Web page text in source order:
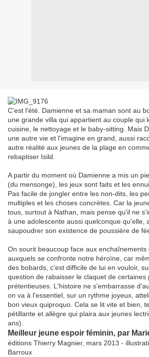
C'est l'été. Damienne et sa maman sont au
une grande villa qui appartient au couple qui
cuisine, le nettoyage et le baby-sitting. Mais
une autre vie et l'imagine en grand, aussi
autre réalité aux jeunes de la plage en
rebaptiser Isild.
A partir du moment où Damienne a mis un
(du mensonge), les jeux sont faits et les
Pas facile de jongler entre les non-dits, les
multiples et les choses concrètes. Car la
tous, surtout à Nathan, mais pense qu'il ne
à une adolescente aussi quelconque qu'elle,
saupoudrer son existence de poussière de
On sourit beaucoup face aux enchaînements
auxquels se confronte notre héroïne, car
des bobards, c'est difficile de lui en vouloir,
question de rabaisser le claquet de certaines
prétentieuses. L'histoire ne s'embarrasse
on va à l'essentiel, sur un rythme joyeux,
bon vieux quiproquo. Cela se lit vite et bien,
pétillante et allègre qui plaira aux jeunes
ans).
Meilleur jeune espoir féminin, par
éditions Thierry Magnier, mars 2013 -
Barroux